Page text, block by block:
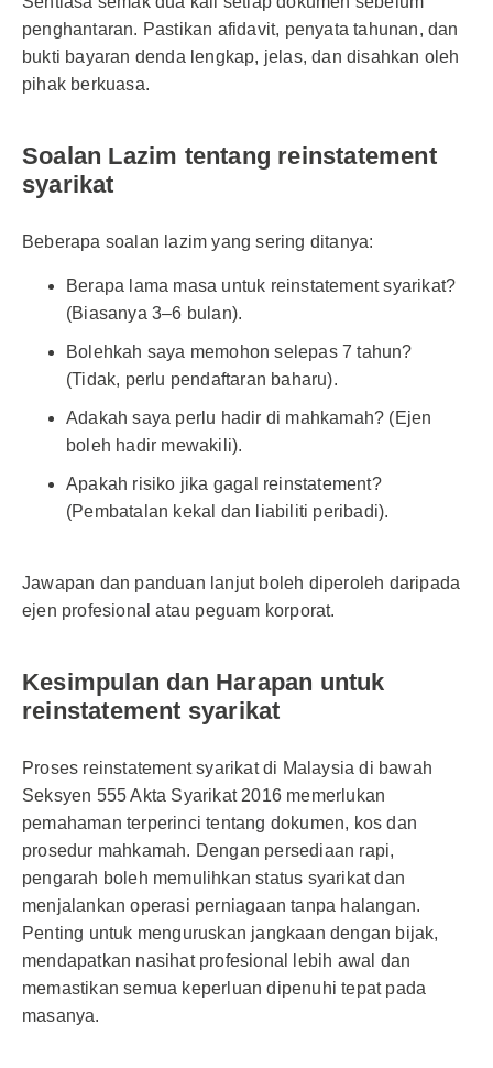
penghantaran. Pastikan afidavit, penyata tahunan, dan
bukti bayaran denda lengkap, jelas, dan disahkan oleh
pihak berkuasa.
Soalan Lazim tentang reinstatement
syarikat
Beberapa soalan lazim yang sering ditanya:
Berapa lama masa untuk reinstatement syarikat?
(Biasanya 3–6 bulan).
Bolehkah saya memohon selepas 7 tahun?
(Tidak, perlu pendaftaran baharu).
Adakah saya perlu hadir di mahkamah? (Ejen
boleh hadir mewakili).
Apakah risiko jika gagal reinstatement?
(Pembatalan kekal dan liabiliti peribadi).
Jawapan dan panduan lanjut boleh diperoleh daripada
ejen profesional atau peguam korporat.
Kesimpulan dan Harapan untuk
reinstatement syarikat
Proses reinstatement syarikat di Malaysia di bawah
Seksyen 555 Akta Syarikat 2016 memerlukan
pemahaman terperinci tentang dokumen, kos dan
prosedur mahkamah. Dengan persediaan rapi,
pengarah boleh memulihkan status syarikat dan
menjalankan operasi perniagaan tanpa halangan.
Penting untuk menguruskan jangkaan dengan bijak,
mendapatkan nasihat profesional lebih awal dan
memastikan semua keperluan dipenuhi tepat pada
masanya.